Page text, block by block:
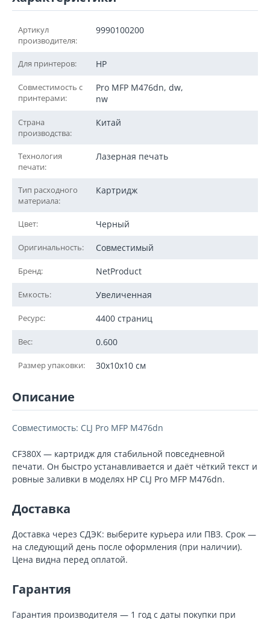
Артикул
производителя:
9990100200
Для принтеров: HP
Совместимость с
принтерами:
Pro MFP M476dn, dw,
nw
Страна
производства:
Китай
Технология
печати:
Лазерная печать
Тип расходного
материала:
Картридж
Цвет: Черный
Оригинальность: Совместимый
Бренд: NetProduct
Емкость: Увеличенная
Ресурс: 4400 страниц
Вес: 0.600
Размер упаковки: 30x10x10 см
Описание
Совместимость: CLJ Pro MFP M476dn
CF380X — картридж для стабильной повседневной
печати. Он быстро устанавливается и даёт чёткий текст и
ровные заливки в моделях HP CLJ Pro MFP M476dn.
Доставка
Доставка через СДЭК: выберите курьера или ПВЗ. Срок —
на следующий день после оформления (при наличии).
Цена видна перед оплатой.
Гарантия
Гарантия производителя — 1 год с даты покупки при